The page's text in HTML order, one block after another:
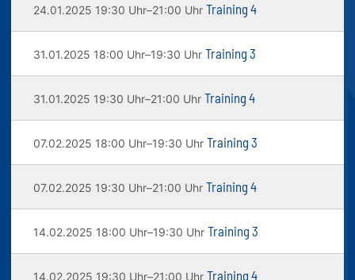
24.01.2025 19:30 Uhr–21:00 Uhr Training 4
31.01.2025 18:00 Uhr–19:30 Uhr Training 3
31.01.2025 19:30 Uhr–21:00 Uhr Training 4
07.02.2025 18:00 Uhr–19:30 Uhr Training 3
07.02.2025 19:30 Uhr–21:00 Uhr Training 4
14.02.2025 18:00 Uhr–19:30 Uhr Training 3
14.02.2025 19:30 Uhr–21:00 Uhr Training 4